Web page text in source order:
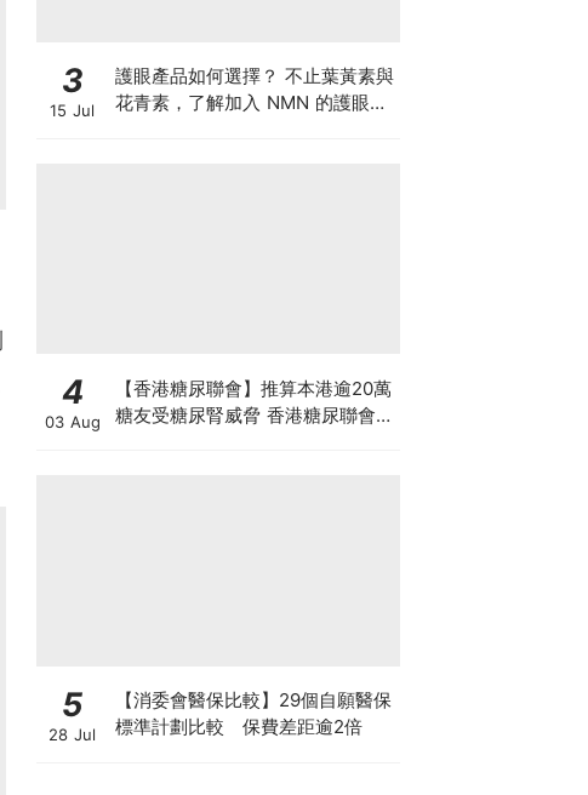
3
15 Jul
護眼產品如何選擇？ 不止葉黃素與
花青素，了解加入 NMN 的護眼方
4
03 Aug
【香港糖尿聯會】推算本港逾20萬
糖友受糖尿腎威脅 香港糖尿聯會
5
28 Jul
【消委會醫保比較】29個自願醫保
標準計劃比較 保費差距逾2倍